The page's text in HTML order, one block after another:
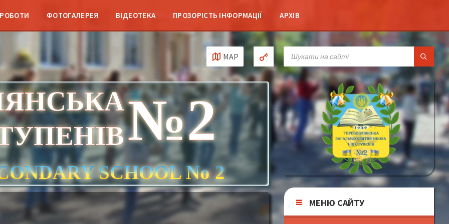
ФОТОГАЛЕРЕЯ ВІДЕОТЕКА ПРОЗОРІСТЬ ІНФОРМАЦІЇ АРХІВ
MAP
SEARCH:
№2
SCHOOL No 2
МЕНЮ САЙТУ